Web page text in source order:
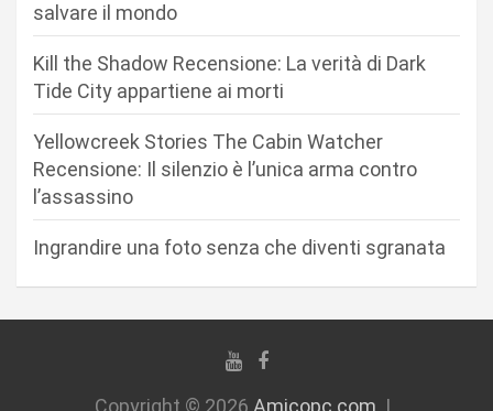
salvare il mondo
Kill the Shadow Recensione: La verità di Dark
Tide City appartiene ai morti
Yellowcreek Stories The Cabin Watcher
Recensione: Il silenzio è l’unica arma contro
l’assassino
Ingrandire una foto senza che diventi sgranata
Copyright © 2026 Amicopc.com